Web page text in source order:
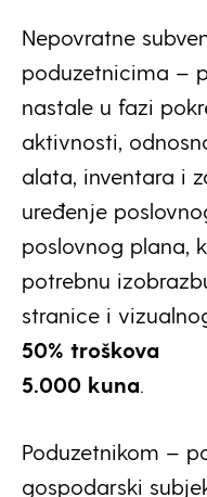
Nepovratne
poduzetnicima –
nastale u fazi
aktivnosti,
alata, inventara i
uređenje
poslovnog plana,
potrebnu
stranice i
50% troškova
5.000 kuna.
Poduzetnikom –
gospodarski